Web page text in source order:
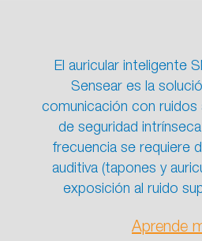
El auricular inteligente
Sensear es la
comunicación con
de seguridad
frecuencia se requiere
auditiva (tapones y
exposición al ruido
Aprende